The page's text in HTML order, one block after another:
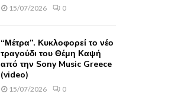
15/07/2026 0
“Μέτρα”. Κυκλοφορεί το νέο
τραγούδι του Θέμη Καψή
από την Sony Music Greece
(video)
15/07/2026 0